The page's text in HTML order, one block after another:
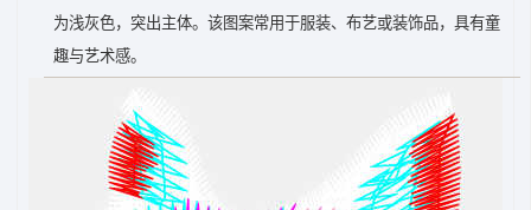
为浅灰色，突出主体。该图案常用于服装、布艺或装饰品，具有童
趣与艺术感。